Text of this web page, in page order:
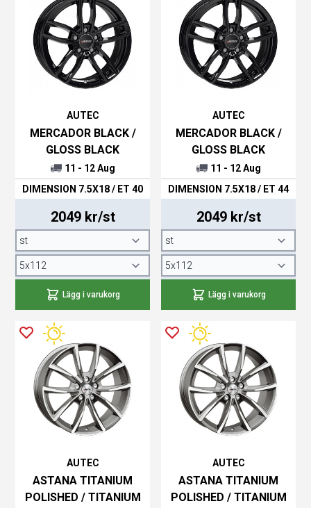
AUTEC
MERCADOR BLACK /
GLOSS BLACK
11 - 12 Aug
DIMENSION 7.5X18 / ET 40
2049 kr/st
Lägg i varukorg
AUTEC
MERCADOR BLACK /
GLOSS BLACK
11 - 12 Aug
DIMENSION 7.5X18 / ET 44
2049 kr/st
Lägg i varukorg
AUTEC
ASTANA TITANIUM
POLISHED / TITANIUM
AUTEC
ASTANA TITANIUM
POLISHED / TITANIUM